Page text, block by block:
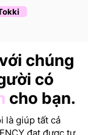
chúng
có
cho bạn.
là giúp tất cả